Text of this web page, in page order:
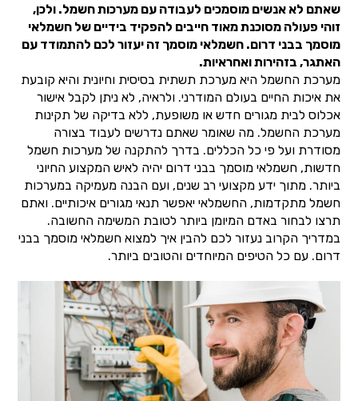
שאתם לא אנשים מוסמכים לעבודה עם מערכות חשמל. ולכן,
זוהי פעולה מסוכנת מאוד חייבים להפקיד בידיים של חשמלאי
מוסמך בבני דרום. חשמלאי מוסמך זה יעזור לכם להתמודד עם
האתגר, בזהירות ואחראיות.
מערכת החשמל היא מערכת תשתית בסיסית וחיונית והיא קובעת
את איכות החיים בעולם המודרני. ולראיה, לא ניתן לקבל אישור
אכלוס לבית מגורים חדש או משופעת, ללא בדיקה של תקינות
מערכת החשמל. מה שאומר שאתם נדרשים לעבוד בצורה
מסודרת ועל פי כל הכללים. בדרך להתקנה של מערכות חשמל
חדשות, חשמלאי מוסמך בבני דרום יהיה לאיש המקצוע החיוני
ביותר. מתוך ידע מקצועי רב שנים, ועם הבנה מעמיקה במערכות
חשמל מתקדמות, החשמלאי יאפשר תנאי מגורים איכותיים. ואתם
תרצו לבחור באדם המיומן ביותר לטובת המשימה החשובה.
במדריך הקרוב נעזור לכם להבין איך למצוא חשמלאי מוסמך בבני
דרום. עם כל הטיפים המיוחדים והטובים ביותר.